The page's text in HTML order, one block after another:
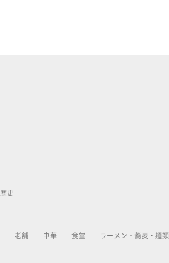
歴史
老舗 中華 食堂 ラーメン・蕎麦・麺類